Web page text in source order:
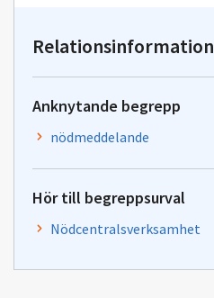
Relationsinformation
Anknytande begrepp
nödmeddelande
Hör till begreppsurval
Nödcentralsverksamhet